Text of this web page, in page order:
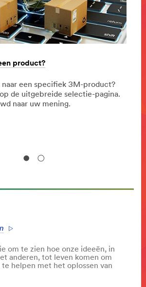
product?
naar een specifiek 3M-product?
de uitgebreide selectie-pagina.
naar uw mening.
om te zien hoe onze ideeën, in
anderen, tot leven komen om
helpen met het oplossen van